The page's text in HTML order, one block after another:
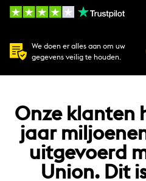
We doen er alles aan om uw
gegevens veilig te houden.
Onze klanten
jaar
uitgevoerd
Union. Dit